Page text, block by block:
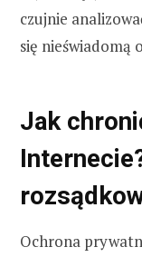
czujnie
się nieświadomą
Jak
Ochrona